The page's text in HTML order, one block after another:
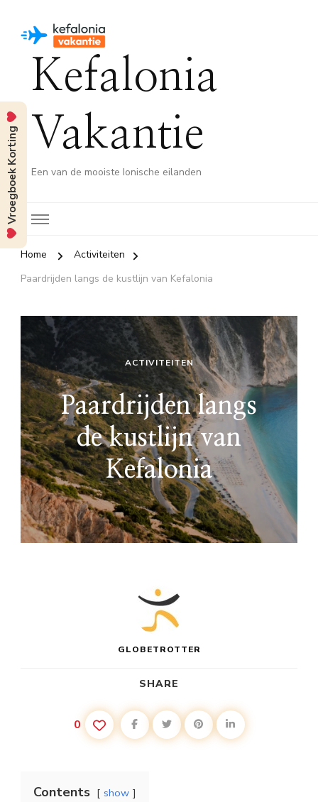
Kefalonia
Vakantie
Een van de mooiste Ionische eilanden
Home
Activiteiten
Paardrijden langs de kustlijn van Kefalonia
ACTIVITEITEN
Paardrijden langs
de kustlijn van
Kefalonia
GLOBETROTTER
SHARE
0
Contents show
Vroegboek Korting